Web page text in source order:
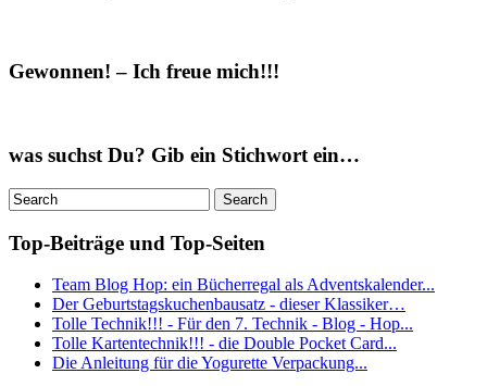
Gewonnen! – Ich freue mich!!!
was suchst Du? Gib ein Stichwort ein…
Top-Beiträge und Top-Seiten
Team Blog Hop: ein Bücherregal als Adventskalender...
Der Geburtstagskuchenbausatz - dieser Klassiker…
Tolle Technik!!! - Für den 7. Technik - Blog - Hop...
Tolle Kartentechnik!!! - die Double Pocket Card...
Die Anleitung für die Yogurette Verpackung...